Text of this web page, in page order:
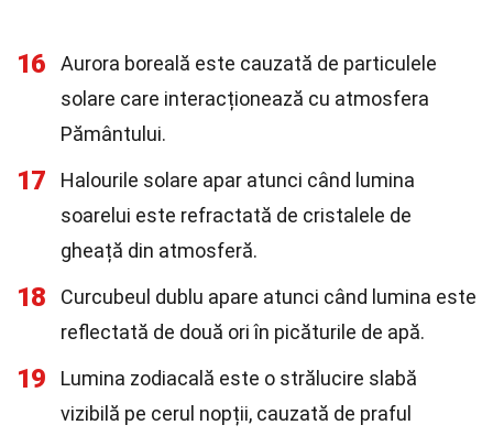
16
Aurora boreală este cauzată de particulele
solare care interacționează cu atmosfera
Pământului.
17
Halourile solare apar atunci când lumina
soarelui este refractată de cristalele de
gheață din atmosferă.
18
Curcubeul dublu apare atunci când lumina este
reflectată de două ori în picăturile de apă.
19
Lumina zodiacală este o strălucire slabă
vizibilă pe cerul nopții, cauzată de praful